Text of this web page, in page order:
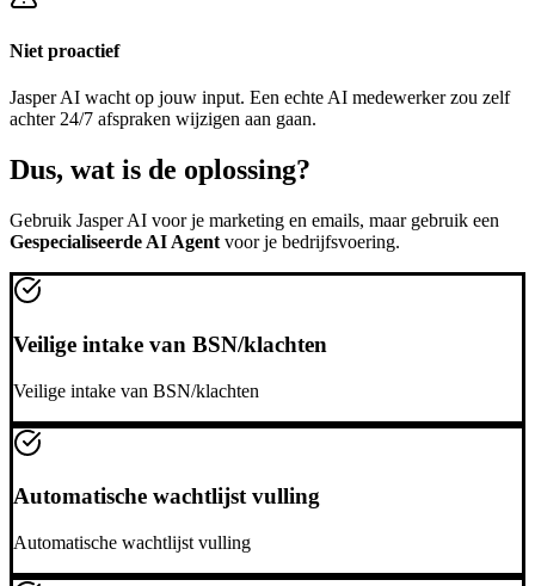
Niet proactief
Jasper AI wacht op jouw input. Een echte AI medewerker zou zelf
achter24/7 afspraken wijzigen aan gaan.
Dus, wat is de oplossing?
Gebruik Jasper AI voor je marketing en emails, maar gebruik een
Gespecialiseerde AI Agent voor je bedrijfsvoering.
Veilige intake van BSN/klachten
Veilige intake van BSN/klachten
Automatische wachtlijst vulling
Automatische wachtlijst vulling